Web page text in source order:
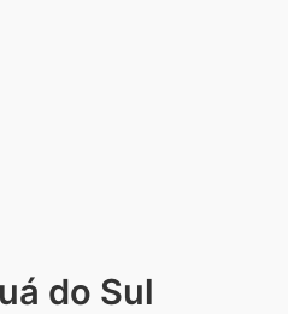
do Sul